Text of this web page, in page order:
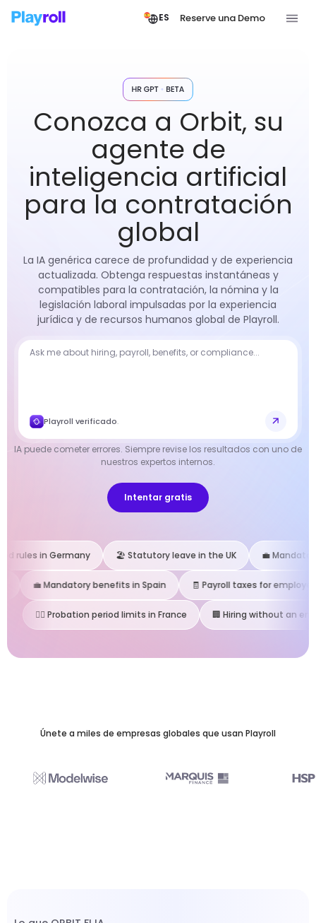
ES Reserve una Demo
Conozca a Orbit, su
agente de
inteligencia artificial
para la contratación
global
La IA genérica carece de profundidad y de experiencia
actualizada. Obtenga respuestas instantáneas y
compatibles para la contratación, la nómina y la
legislación laboral impulsadas por la experiencia
jurídica y de recursos humanos global de Playroll.
Playroll verificado.
IA puede cometer errores. Siempre revise los resultados con uno de
nuestros expertos internos.
Intentar gratis
in Germany 🏖 Statutory leave in the UK 💼 Mandatory
💼 Mandatory benefits in Spain 🧾 Payroll taxes for employers
🧑‍⚖️ Probation period limits in France 🏢 Hiring without an entity
Únete a miles de empresas globales que usan Playroll